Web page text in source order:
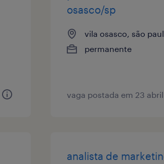
osasco/sp
vila osasco, são
permanente
vaga postada em 23
analista de